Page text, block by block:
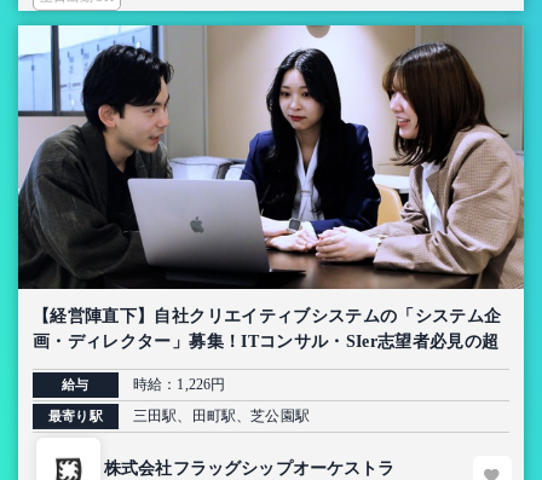
【経営陣直下】自社クリエイティブシステムの「システム企
画・ディレクター」募集！ITコンサル・SIer志望者必見の超
上流インターン【AI導入プロジェクト】
給与 時給：1,226円
最寄り駅 三田駅、田町駅、芝公園駅
株式会社フラッグシップオーケストラ